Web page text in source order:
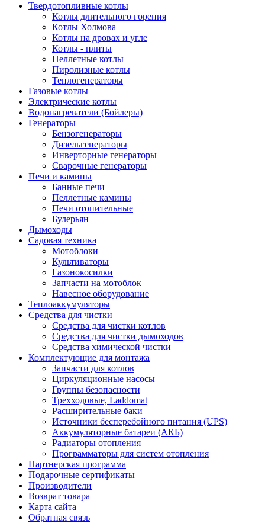
Твердотопливные котлы
Котлы длительного горения
Котлы Холмова
Котлы на дровах и угле
Котлы - плиты
Пеллетные котлы
Пиролизные котлы
Теплогенераторы
Газовые котлы
Электрические котлы
Водонагреватели (Бойлеры)
Генераторы
Бензогенераторы
Дизельгенераторы
Инверторные генераторы
Сварочные генераторы
Печи и камины
Банные печи
Пеллетные камины
Печи отопительные
Булерьян
Дымоходы
Садовая техника
Мотоблоки
Культиваторы
Газонокосилки
Запчасти на мотоблок
Навесное оборудование
Теплоаккумуляторы
Средства для чистки
Средства для чистки котлов
Средства для чистки дымоходов
Средства химической чистки
Комплектующие для монтажа
Запчасти для котлов
Циркуляционные насосы
Группы безопасности
Трехходовые, Laddomat
Расширительные баки
Источники бесперебойного питания (UPS)
Аккумуляторные батареи (АКБ)
Радиаторы отопления
Программаторы для систем отопления
Партнерская программа
Подарочные сертификаты
Производители
Возврат товара
Карта сайта
Обратная связь